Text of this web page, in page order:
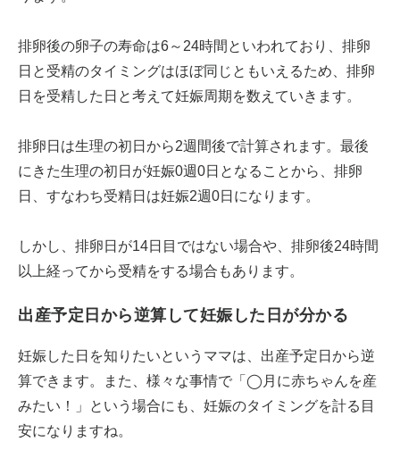
排卵後の卵子の寿命は6～24時間といわれており、排卵
日と受精のタイミングはほぼ同じともいえるため、排卵
日を受精した日と考えて妊娠周期を数えていきます。
排卵日は生理の初日から2週間後で計算されます。最後
にきた生理の初日が妊娠0週0日となることから、排卵
日、すなわち受精日は妊娠2週0日になります。
しかし、排卵日が14日目ではない場合や、排卵後24時間
以上経ってから受精をする場合もあります。
出産予定日から逆算して妊娠した日が分かる
妊娠した日を知りたいというママは、出産予定日から逆
算できます。また、様々な事情で「◯月に赤ちゃんを産
みたい！」という場合にも、妊娠のタイミングを計る目
安になりますね。